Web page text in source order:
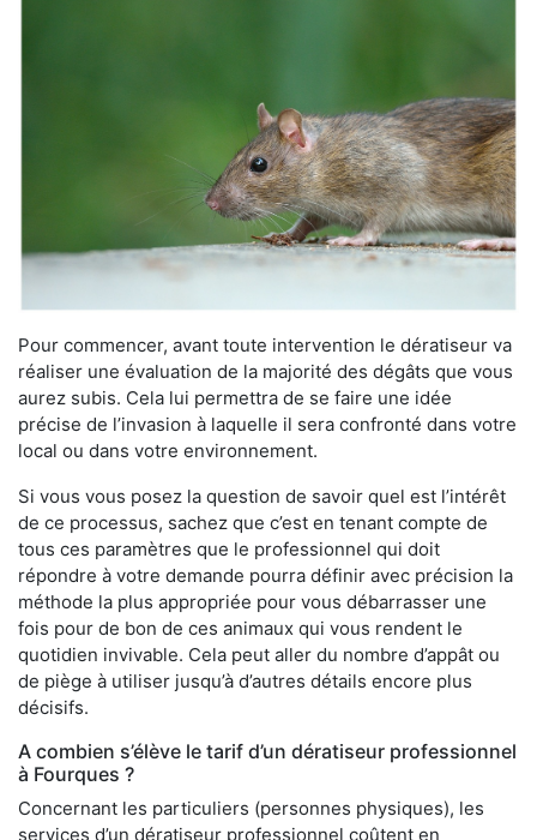
Pour commencer, avant toute intervention le dératiseur va
réaliser une évaluation de la majorité des dégâts que vous
aurez subis. Cela lui permettra de se faire une idée
précise de l’invasion à laquelle il sera confronté dans votre
local ou dans votre environnement.
Si vous vous posez la question de savoir quel est l’intérêt
de ce processus, sachez que c’est en tenant compte de
tous ces paramètres que le professionnel qui doit
répondre à votre demande pourra définir avec précision la
méthode la plus appropriée pour vous débarrasser une
fois pour de bon de ces animaux qui vous rendent le
quotidien invivable. Cela peut aller du nombre d’appât ou
de piège à utiliser jusqu’à d’autres détails encore plus
décisifs.
A combien s’élève le tarif d’un dératiseur professionnel
à Fourques ?
Concernant les particuliers (personnes physiques), les
services d’un dératiseur professionnel coûtent en